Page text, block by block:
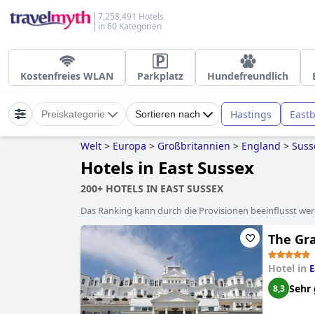
7,258,491 Hotels
in 60 Kategorien
Kostenfreies WLAN Parkplatz Hundefreundlich
Preiskategorie Sortieren nach Hastings
Welt > Europa > Großbritannien > England >
Hotels in East Sussex
200+ HOTELS IN EAST SUSSEX
Das Ranking kann durch die Provisionen beeinflusst
The
Hotel in
8,3 Sehr